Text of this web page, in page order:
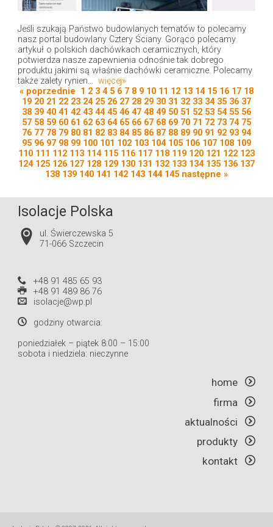
Jeśli szukają Państwo budowlanych tematów to polecamy
nasz portal budowlany Cztery Ściany. Gorąco polecamy
artykuł o polskich dachówkach ceramicznych, który
potwierdza nasze zapewnienia odnośnie tak dobrego
produktu jakimi są właśnie dachówki ceramiczne. Polecamy
także zalety rynien... więcej»
« poprzednie 1 2 3 4 5 6 7 8 9 10 11 12 13 14 15 16 17 18
19 20 21 22 23 24 25 26 27 28 29 30 31 32 33 34 35 36 37
38 39 40 41 42 43 44 45 46 47 48 49 50 51 52 53 54 55 56
57 58 59 60 61 62 63 64 65 66 67 68 69 70 71 72 73 74 75
76 77 78 79 80 81 82 83 84 85 86 87 88 89 90 91 92 93 94
95 96 97 98 99 100 101 102 103 104 105 106 107 108 109
110 111 112 113 114 115 116 117 118 119 120 121 122 123
124 125 126 127 128 129 130 131 132 133 134 135 136 137
138 139 140 141 142 143 144 145 następne »
Isolacje Polska
ul. Świerczewska 5
71-066 Szczecin
+48 91 485 65 93
+48 91 489 86 76
isolacje@wp.pl
godziny otwarcia:
poniedziałek – piątek 8:00 – 15:00
sobota i niedziela: nieczynne
home
firma
aktualności
produkty
kontakt